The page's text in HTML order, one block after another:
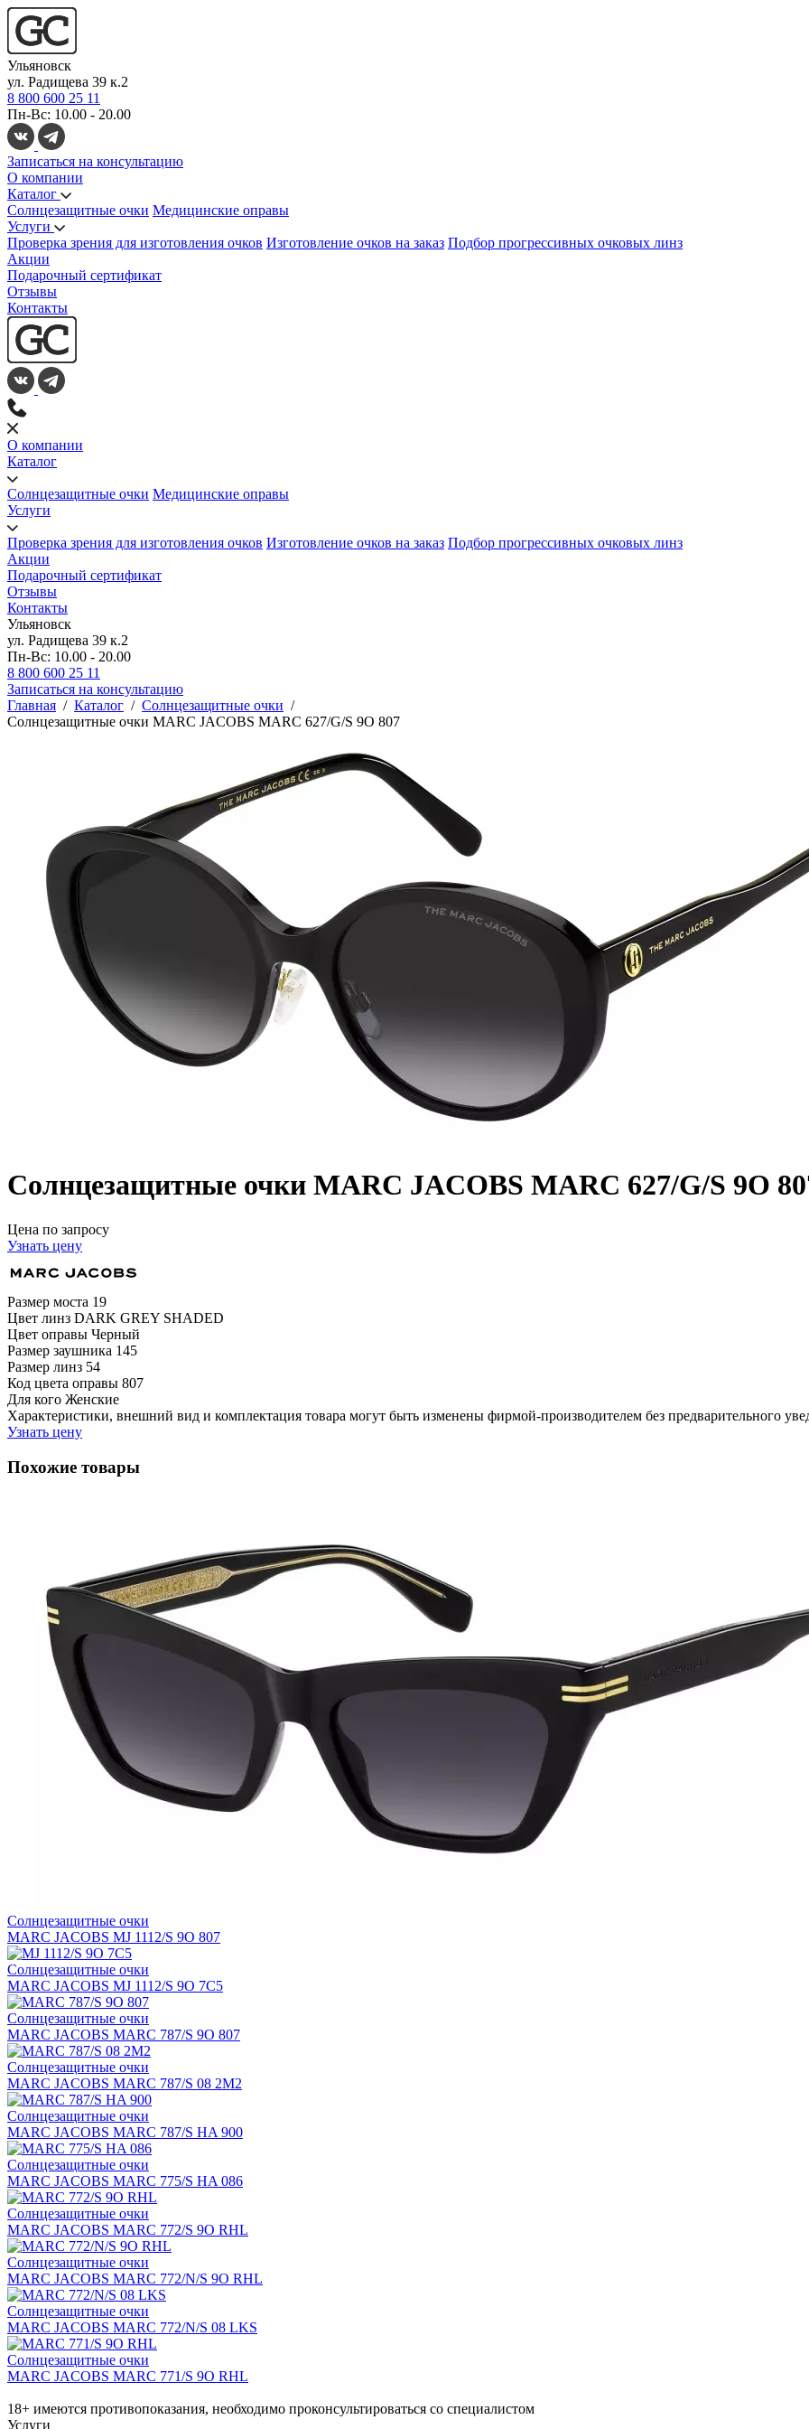
Ульяновск
ул. Радищева 39 к.2
8 800 600 25 11
Пн-Вс: 10.00 - 20.00
Записаться на консультацию
О компании
Каталог
Солнцезащитные очки Медицинские оправы
Услуги
Проверка зрения для изготовления очков Изготовление очков на заказ Подбор прогрессивных очковых линз
Акции
Подарочный сертификат
Отзывы
Контакты
О компании
Каталог
Солнцезащитные очки Медицинские оправы
Услуги
Проверка зрения для изготовления очков Изготовление очков на заказ Подбор прогрессивных очковых линз
Акции
Подарочный сертификат
Отзывы
Контакты
Ульяновск
ул. Радищева 39 к.2
Пн-Вс: 10.00 - 20.00
8 800 600 25 11
Записаться на консультацию
Главная / Каталог / Солнцезащитные очки /
Солнцезащитные очки MARC JACOBS MARC 627/G/S 9O 807
Солнцезащитные очки MARC JACOBS MARC 627/G/S 9O
Цена по запросу
Узнать цену
Размер моста 19
Цвет линз DARK GREY SHADED
Цвет оправы Черный
Размер заушника 145
Размер линз 54
Код цвета оправы 807
Для кого Женские
Характеристики, внешний вид и комплектация товара могут быть изменены фирмой-производителем без предварительного
Узнать цену
Похожие товары
Солнцезащитные очки
MARC JACOBS MJ 1112/S 9O 807
Солнцезащитные очки
MARC JACOBS MJ 1112/S 9O 7C5
Солнцезащитные очки
MARC JACOBS MARC 787/S 9O 807
Солнцезащитные очки
MARC JACOBS MARC 787/S 08 2M2
Солнцезащитные очки
MARC JACOBS MARC 787/S HA 900
Солнцезащитные очки
MARC JACOBS MARC 775/S HA 086
Солнцезащитные очки
MARC JACOBS MARC 772/S 9O RHL
Солнцезащитные очки
MARC JACOBS MARC 772/N/S 9O RHL
Солнцезащитные очки
MARC JACOBS MARC 772/N/S 08 LKS
Солнцезащитные очки
MARC JACOBS MARC 771/S 9O RHL
18+ имеются противопоказания, необходимо проконсультироваться со специалистом
Услуги